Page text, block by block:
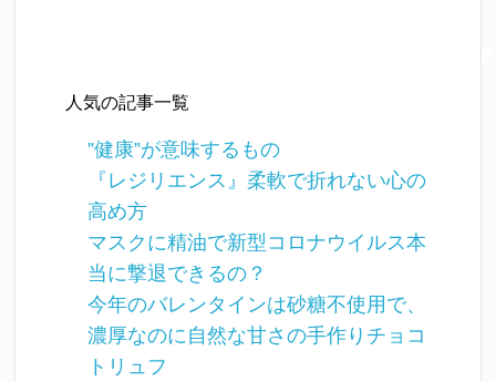
人気の記事一覧
”健康”が意味するもの
『レジリエンス』柔軟で折れない心の
高め方
マスクに精油で新型コロナウイルス本
当に撃退できるの？
今年のバレンタインは砂糖不使用で、
濃厚なのに自然な甘さの手作りチョコ
トリュフ